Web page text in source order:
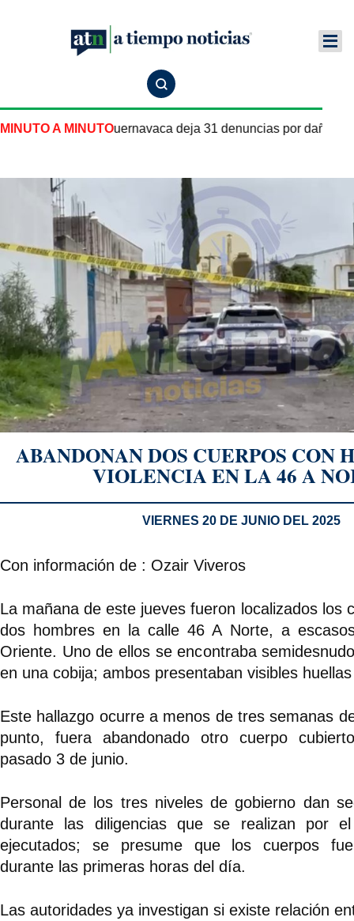
MINUTO A MINUTO
de gas en Cuernavaca deja 31 denuncias por daños y
ABANDONAN DOS CUERPOS CON
VIOLENCIA EN LA 46 A
VIERNES 20 DE JUNIO DEL 2025
Con información de : Ozair Viveros
La mañana de este jueves fueron localizados los
dos hombres en la calle 46 A Norte, a
Oriente. Uno de ellos se encontraba
en una cobija; ambos presentaban visibles
Este hallazgo ocurre a menos de tres semanas
punto, fuera abandonado otro cuerpo
pasado 3 de junio.
Personal de los tres niveles de gobierno dan
durante las diligencias que se realizan por
ejecutados; se presume que los cuerpos
durante las primeras horas del día.
Las autoridades ya investigan si existe relación